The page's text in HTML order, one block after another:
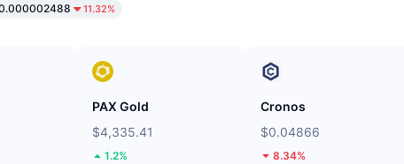
11.32%
PAX Gold
$4,335.41
1.2%
Cronos
$0.04866
8.34%